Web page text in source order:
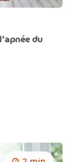
du